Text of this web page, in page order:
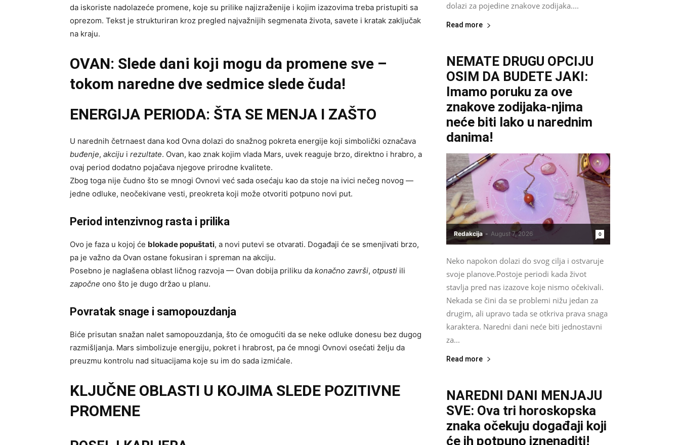
da iskoriste nadolazeće promene, koje su prilike najizraženije i kojim izazovima treba pristupiti sa
oprezom. Tekst je strukturiran kroz pregled najvažnijih segmenata života, savete i kratak zaključak
na kraju.
OVAN: Slede dani koji mogu da promene sve –
tokom naredne dve sedmice slede čuda!
ENERGIJA PERIODA: ŠTA SE MENJA I ZAŠTO
U narednih četrnaest dana kod Ovna dolazi do snažnog pokreta energije koji simbolički označava
buđenje, akciju i rezultate. Ovan, kao znak kojim vlada Mars, uvek reaguje brzo, direktno i hrabro, a
ovaj period dodatno pojačava njegove prirodne kvalitete.
Zbog toga nije čudno što se mnogi Ovnovi već sada osećaju kao da stoje na ivici nečeg novog —
jedne odluke, neočekivane vesti, preokreta koji može otvoriti potpuno novi put.
Period intenzivnog rasta i prilika
Ovo je faza u kojoj će blokade popuštati, a novi putevi se otvarati. Događaji će se smenjivati brzo,
pa je važno da Ovan ostane fokusiran i spreman na akciju.
Posebno je naglašena oblast ličnog razvoja — Ovan dobija priliku da konačno završi, otpusti ili
započne ono što je dugo držao u planu.
Povratak snage i samopouzdanja
Biće prisutan snažan nalet samopouzdanja, što će omogućiti da se neke odluke donesu bez dugog
razmišljanja. Mars simbolizuje energiju, pokret i hrabrost, pa će mnogi Ovnovi osećati želju da
preuzmu kontrolu nad situacijama koje su im do sada izmićale.
KLJUČNE OBLASTI U KOJIMA SLEDE POZITIVNE
PROMENE
dolazi za pojedine znakove zodijaka....
Read more
NEMATE DRUGU OPCIJU
OSIM DA BUDETE JAKI:
Imamo poruku za ove
znakove zodijaka-njima
neće biti lako u narednim
danima!
Redakcija - August 7, 2026 0
Neko napokon dolazi do svog cilja i ostvaruje
svoje planove.Postoje periodi kada život
stavlja pred nas izazove koje nismo očekivali.
Nekada se čini da se problemi nižu jedan za
drugim, ali upravo tada se otkriva prava snaga
karaktera. Naredni dani neće biti jednostavni
za...
Read more
NAREDNI DANI MENJAJU
SVE: Ova tri horoskopska
znaka očekuju događaji koji
će ih potpuno iznenaditi!